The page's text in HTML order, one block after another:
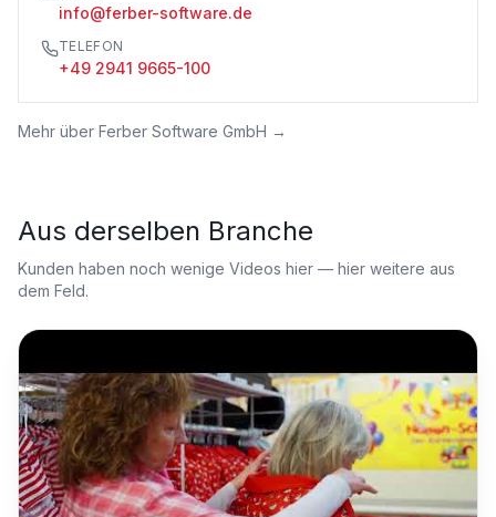
info@ferber-software.de
TELEFON
+49 2941 9665-100
Mehr über Ferber Software GmbH →
Aus derselben Branche
Kunden haben noch wenige Videos hier — hier weitere aus
dem Feld.